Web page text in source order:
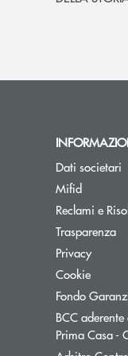
Dati societari
Mifid
Reclami e
Trasparenza
Privacy
Cookie
Fondo
BCC
Prima Casa -